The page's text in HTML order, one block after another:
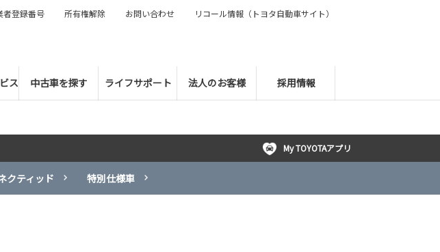
ス 中古車を探す ライフサポート 法人のお客様 採用情報
者登録番号 所有権解除 お問い合わせ リコール情報（トヨタ自動車サイト）
My TOYOTAアプリ
クティッド 特別仕様車